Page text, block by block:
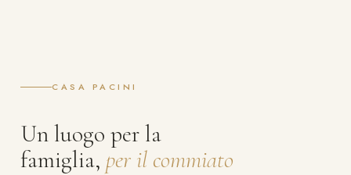
CASA PACINI
Un luogo per la
famiglia, per il commiato